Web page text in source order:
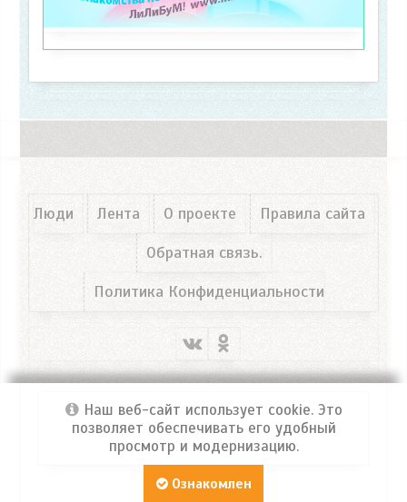
Люди Лента О проекте
Правила сайта
Обратная связь.
Политика Конфиденциальности
Портал ФРОСЯ© 2026 Все права защищены!
Наш веб-сайт использует cookie. Это
позволяет обеспечивать его удобный
просмотр и модернизацию.
Ознакомлен